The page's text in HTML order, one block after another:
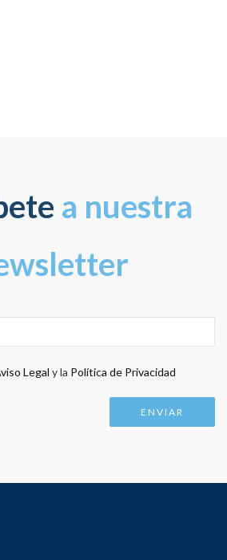
a nuestra
Legal y la Política de Privacidad